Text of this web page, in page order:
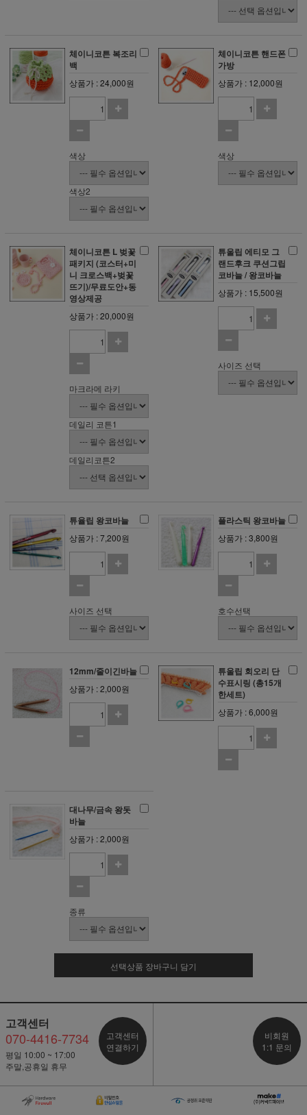
체이니코튼 복조리
백
상품가 : 24,000원
색상
색상2
체이니코튼 핸드폰
가방
상품가 : 12,000원
색상
체이니코튼 L 벚꽃
패키지 (코스터+미
니 크로스백+벚꽃
뜨기)/무료도안+동
영상제공
상품가 : 20,000원
마크라메 라키
데일리 코튼1
데일리코튼2
튜울립 에티모 그
랜드후크 쿠션그립
코바늘 / 왕코바늘
상품가 : 15,500원
사이즈 선택
튜율립 왕코바늘
상품가 : 7,200원
사이즈 선택
플라스틱 왕코바늘
상품가 : 3,800원
호수선택
12mm/줄이긴바늘
상품가 : 2,000원
튜울립 회오리 단
수표시링 (총15개
한세트)
상품가 : 6,000원
대나무/금속 왕돗
바늘
상품가 : 2,000원
종류
선택상품 장바구니 담기
고객센터
070-4416-7734
평일 10:00 ~ 17:00
주말,공휴일 휴무
고객센터
연결하기
비회원
1:1 문의